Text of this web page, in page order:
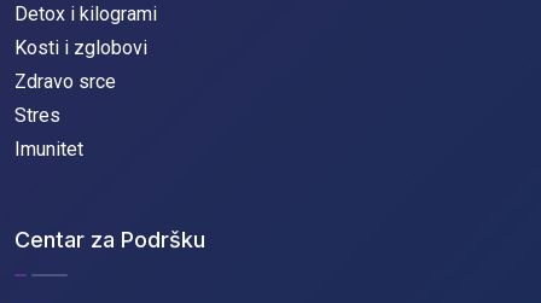
Detox i kilogrami
Kosti i zglobovi
Zdravo srce
Stres
Imunitet
Centar za Podršku